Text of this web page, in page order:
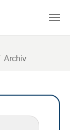
Archiv